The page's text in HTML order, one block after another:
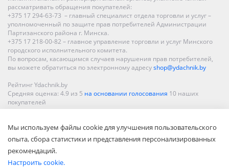
рассматривать обращения покупателей:
+375 17 294-63-73 – главный специалист отдела торговли и услуг –
уполномоченный по защите прав потребителей Администрации
Партизанского района г. Минска.
+375 17 218-00-82 – главное управление торговли и услуг Минского
городского исполнительного комитета.
По вопросам, касающимся случаев нарушения прав потребителей,
вы можете обратиться по электронному адресуshop@ydachnik.by
Рейтинг Ydachnik.by
Средняя оценка: 4.9 из 5 на основании голосования 10 наших
покупателей
Гродно, Могилеве, Бобруйске, Барановичах, Молодечно,
Новополоцке, Пинске, Солигорске. При заказе в интернет-магазине
доставка осуществляется по всей Беларуси.
Мы используем файлы cookie для улучшения пользовательского
опыта, сбора статистики и представления персонализированных
рекомендаций.
Настроить cookie.